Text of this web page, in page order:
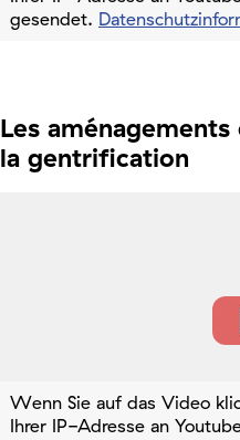
gesendet.
Les
la gentrification
Wenn Sie auf das Video
Ihrer IP-Adresse an